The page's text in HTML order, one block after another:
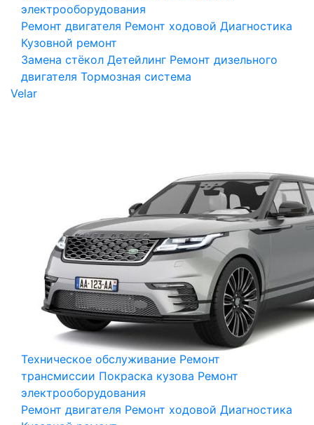
электрооборудования
Ремонт двигателя Ремонт ходовой Диагностика
Кузовной ремонт
Замена стёкол Детейлинг Ремонт дизельного
двигателя Тормозная система
Velar
Техническое обслуживание Ремонт
трансмиссии Покраска кузова Ремонт
электрооборудования
Ремонт двигателя Ремонт ходовой Диагностика